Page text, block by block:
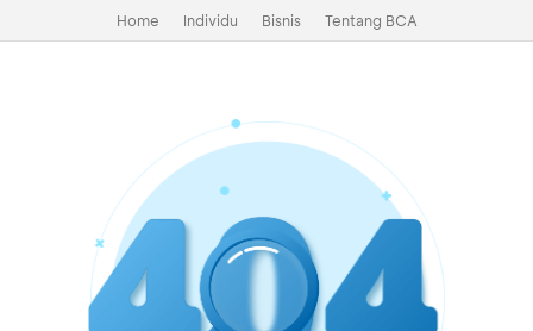
Home Individu Bisnis Tentang BCA